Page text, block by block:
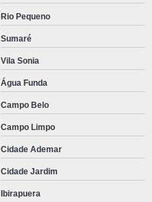
Rio Pequeno
Sumaré
Vila Sonia
Água Funda
Campo Belo
Campo Limpo
Cidade Ademar
Cidade Jardim
Ibirapuera